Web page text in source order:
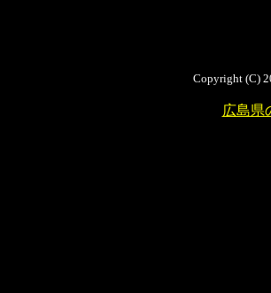
Copyright (C)
広島県